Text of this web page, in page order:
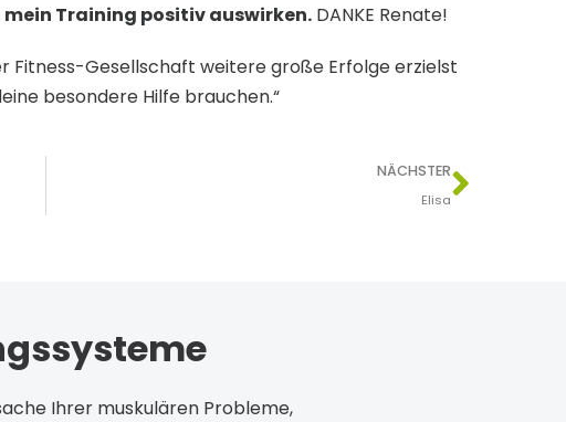
Training positiv auswirken. DANKE Renate!
Fitness-Gesellschaft weitere große Erfolge erzielst
besondere Hilfe brauchen.“
NÄCHSTER
Elisa
Ihrer muskulären Probleme,